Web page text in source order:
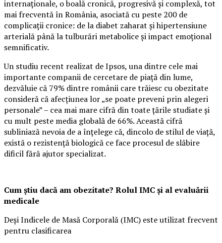
internaționale, o boală cronică, progresivă și complexă, tot
mai frecventă în România, asociată cu peste 200 de
complicații cronice: de la diabet zaharat și hipertensiune
arterială până la tulburări metabolice și impact emoțional
semnificativ.
Un studiu recent realizat de Ipsos, una dintre cele mai
importante companii de cercetare de piață din lume,
dezvăluie că 79% dintre românii care trăiesc cu obezitate
consideră că afecțiunea lor „se poate preveni prin alegeri
personale” – cea mai mare cifră din toate țările studiate și
cu mult peste media globală de 66%. Această cifră
subliniază nevoia de a înțelege că, dincolo de stilul de viață,
există o rezistență biologică ce face procesul de slăbire
dificil fără ajutor specializat.
Cum știu dacă am obezitate? Rolul IMC și al evaluării
medicale
Deși Indicele de Masă Corporală (IMC) este utilizat frecvent
pentru clasificarea